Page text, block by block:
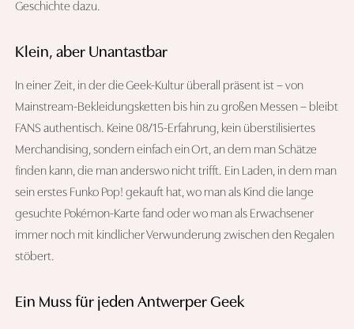
Geschichte dazu.
Klein, aber Unantastbar
In einer Zeit, in der die Geek-Kultur überall präsent ist – von
Mainstream-Bekleidungsketten bis hin zu großen Messen – bleibt
FANS authentisch. Keine 08/15-Erfahrung, kein überstilisiertes
Merchandising, sondern einfach ein Ort, an dem man Schätze
finden kann, die man anderswo nicht trifft. Ein Laden, in dem man
sein erstes Funko Pop! gekauft hat, wo man als Kind die lange
gesuchte Pokémon-Karte fand oder wo man als Erwachsener
immer noch mit kindlicher Verwunderung zwischen den Regalen
stöbert.
Ein Muss für jeden Antwerper Geek